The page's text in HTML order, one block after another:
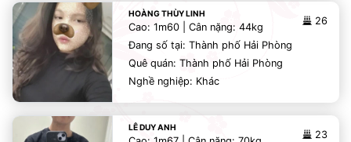
HOÀNG THÙY LINH
26
Cao: 1m60 | Cân nặng: 44kg
Đang số tại: Thành phố Hải Phòng
Quê quán: Thành phố Hải Phòng
Nghề nghiệp: Khác
LÊ DUY ANH
23